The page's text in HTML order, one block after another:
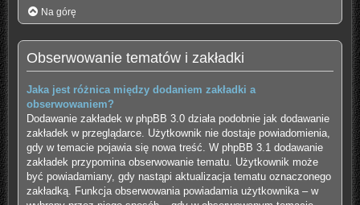
Na górę
Obserwowanie tematów i zakładki
Jaka jest różnica między dodaniem zakładki a
obserwowaniem?
Dodawanie zakładek w phpBB 3.0 działa podobnie jak dodawanie
zakładek w przeglądarce. Użytkownik nie dostaje powiadomienia,
gdy w temacie pojawia się nowa treść. W phpBB 3.1 dodawanie
zakładek przypomina obserwowanie tematu. Użytkownik może
być powiadamiany, gdy nastąpi aktualizacja tematu oznaczonego
zakładką. Funkcja obserwowania powiadamia użytkownika – w